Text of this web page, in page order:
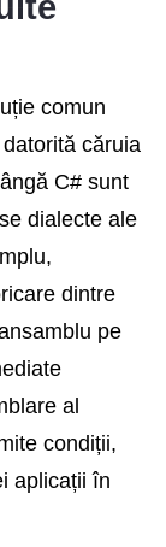
comun
căruia
C# sunt
dialecte ale
dintre
pe
al
condiții,
aplicații în